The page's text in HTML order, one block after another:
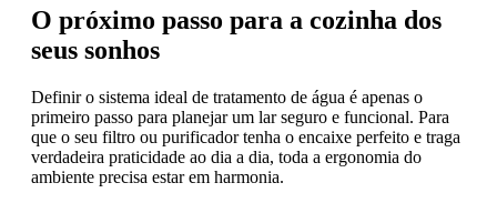
O próximo passo para a cozinha dos
seus sonhos
Definir o sistema ideal de tratamento de água é apenas o
primeiro passo para planejar um lar seguro e funcional. Para
que o seu filtro ou purificador tenha o encaixe perfeito e traga
verdadeira praticidade ao dia a dia, toda a ergonomia do
ambiente precisa estar em harmonia.